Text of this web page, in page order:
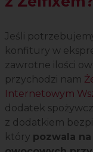
Jeśli
konfitury w
zawrotne ilości
przychodzi nam
Internetowym
dodatek
z dodatkiem
który pozwala